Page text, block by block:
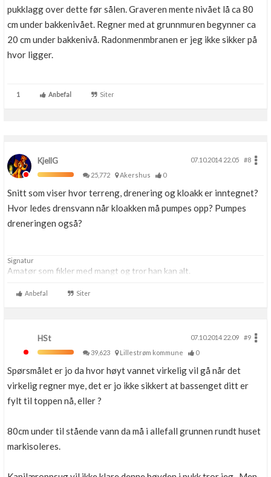
pukklagg over dette før sålen. Graveren mente nivået lå ca 80
cm under bakkenivået. Regner med at grunnmuren begynner ca
20 cm under bakkenivå. Radonmenmbranen er jeg ikke sikker på
hvor ligger.
1 Anbefal Siter
KjellG 07.10.2014 22.05
#8
25,772
Akershus 0
Snitt som viser hvor terreng, drenering og kloakk er inntegnet?
Hvor ledes drensvann når kloakken må pumpes opp? Pumpes
dreneringen også?
Signatur
Amatør som fikler med mangt og tror han kan alt.
Anbefal Siter
HSt 07.10.2014 22.09
#9
39,623
Lillestrøm kommune 0
Spørsmålet er jo da hvor høyt vannet virkelig vil gå når det
virkelig regner mye, det er jo ikke sikkert at bassenget ditt er
fylt til toppen nå, eller ?
80cm under til stående vann da må i allefall grunnen rundt huset
markisoleres.